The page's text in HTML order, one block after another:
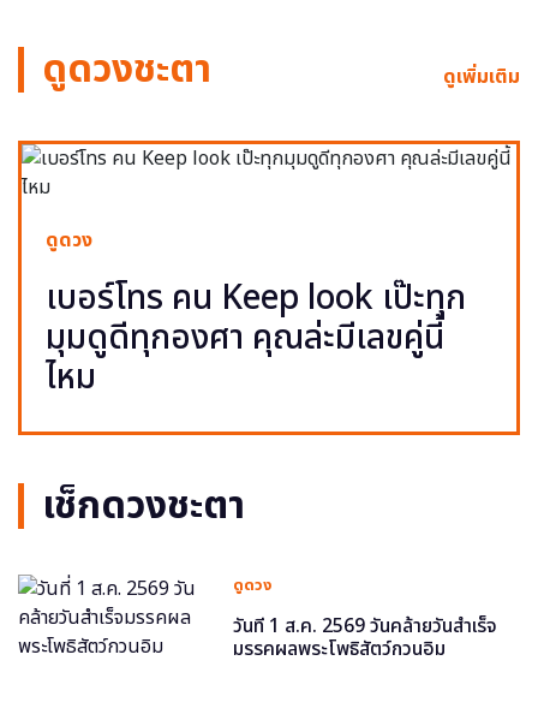
ดูดวงชะตา ดูเพิ่มเติม
ดูดวง
เบอร์โทร คน Keep look เป๊ะทุก
มุมดูดีทุกองศา คุณล่ะมีเลขคู่นี้
ไหม
เช็กดวงชะตา
ดูดวง
วันที่ 1 ส.ค. 2569 วันคล้ายวันสำเร็จ
มรรคผลพระโพธิสัตว์กวนอิม